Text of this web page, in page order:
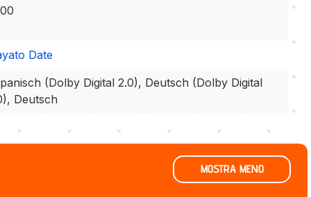
Date
(Dolby Digital 2.0), Deutsch (Dolby Digital
Deutsch
MOSTRA MENO